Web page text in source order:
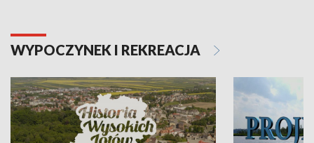
WYPOCZYNEK I REKREACJA